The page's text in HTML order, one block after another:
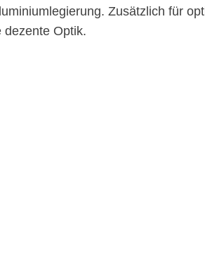
Zusätzlich für
dezente Optik.